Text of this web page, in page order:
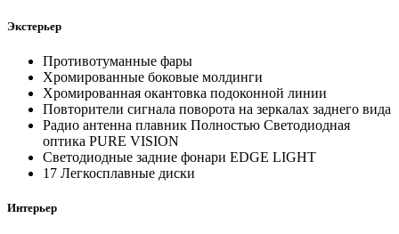
Экстерьер
Противотуманные фары
Хромированные боковые молдинги
Хромированная окантовка подоконной линии
Повторители сигнала поворота на зеркалах заднего вида
Радио антенна плавник Полностью Cветодиодная
оптика PURE VISION
Светодиодные задние фонари EDGE LIGHT
17 Легкосплавные диски
Интерьер